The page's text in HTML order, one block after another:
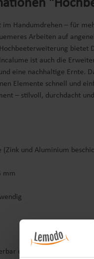
im Handumdrehen – für
Arbeiten auf
bietet
ist auch die
eine nachhaltige Ernte.
Elemente schnell und
– stilvoll, durchdacht
(Zink und Aluminium
mm
dank Baukastensystem